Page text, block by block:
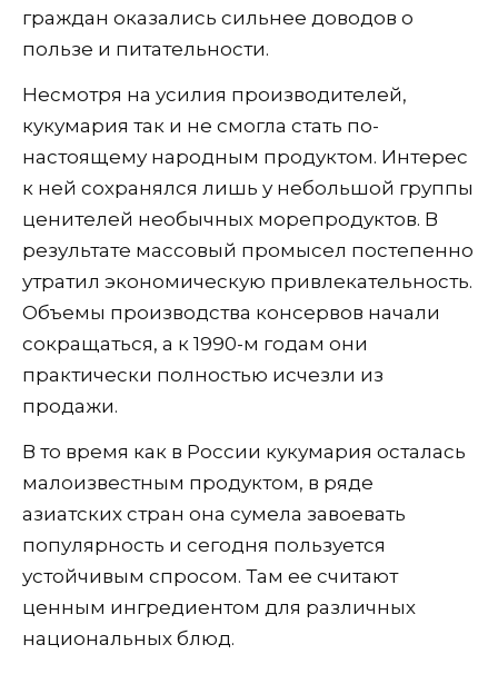
граждан оказались сильнее доводов о
пользе и питательности.
Несмотря на усилия производителей,
кукумария так и не смогла стать по-
настоящему народным продуктом. Интерес
к ней сохранялся лишь у небольшой группы
ценителей необычных морепродуктов. В
результате массовый промысел постепенно
утратил экономическую привлекательность.
Объемы производства консервов начали
сокращаться, а к 1990-м годам они
практически полностью исчезли из
продажи.
В то время как в России кукумария осталась
малоизвестным продуктом, в ряде
азиатских стран она сумела завоевать
популярность и сегодня пользуется
устойчивым спросом. Там ее считают
ценным ингредиентом для различных
национальных блюд.